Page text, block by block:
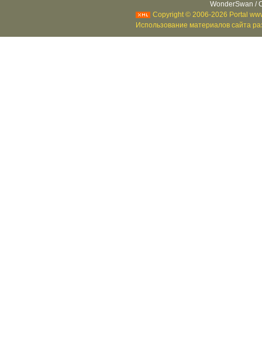
WonderSwan /
Copyright © 2006-2026 Portal
Использование материалов сайта